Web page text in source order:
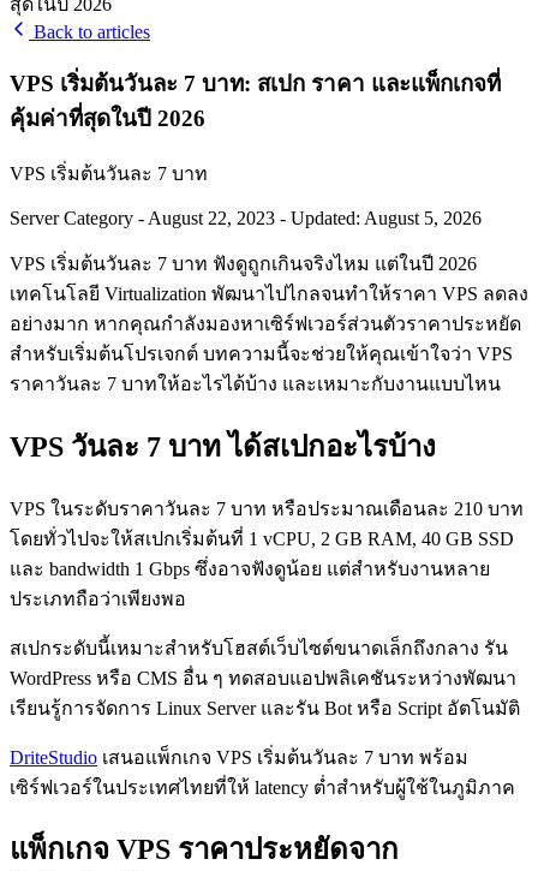
Back to articles
VPS เริ่มต้นวันละ 7 บาท: สเปก ราคา และแพ็กเกจที่
คุ้มค่าที่สุดในปี 2026
VPS เริ่มต้นวันละ 7 บาท
Server Category - August 22, 2023 - Updated: August 5, 2026
VPS เริ่มต้นวันละ 7 บาท ฟังดูถูกเกินจริงไหม แต่ในปี 2026
เทคโนโลยี Virtualization พัฒนาไปไกลจนทำให้ราคา VPS ลดลง
อย่างมาก หากคุณกำลังมองหาเซิร์ฟเวอร์ส่วนตัวราคาประหยัด
สำหรับเริ่มต้นโปรเจกต์ บทความนี้จะช่วยให้คุณเข้าใจว่า VPS
ราคาวันละ 7 บาทให้อะไรได้บ้าง และเหมาะกับงานแบบไหน
VPS วันละ 7 บาท ได้สเปกอะไรบ้าง
VPS ในระดับราคาวันละ 7 บาท หรือประมาณเดือนละ 210 บาท
โดยทั่วไปจะให้สเปกเริ่มต้นที่ 1 vCPU, 2 GB RAM, 40 GB SSD
และ bandwidth 1 Gbps ซึ่งอาจฟังดูน้อย แต่สำหรับงานหลาย
ประเภทถือว่าเพียงพอ
สเปกระดับนี้เหมาะสำหรับโฮสต์เว็บไซต์ขนาดเล็กถึงกลาง รัน
WordPress หรือ CMS อื่น ๆ ทดสอบแอปพลิเคชันระหว่างพัฒนา
เรียนรู้การจัดการ Linux Server และรัน Bot หรือ Script อัตโนมัติ
DriteStudio เสนอแพ็กเกจ VPS เริ่มต้นวันละ 7 บาท พร้อม
เซิร์ฟเวอร์ในประเทศไทยที่ให้ latency ต่ำสำหรับผู้ใช้ในภูมิภาค
แพ็กเกจ VPS ราคาประหยัดจาก